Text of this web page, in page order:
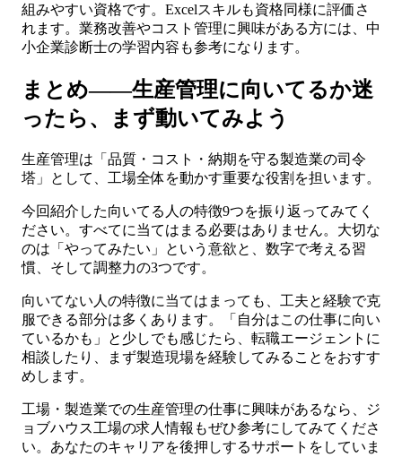
組みやすい資格です。Excelスキルも資格同様に評価さ
れます。業務改善やコスト管理に興味がある方には、中
小企業診断士の学習内容も参考になります。
まとめ——生産管理に向いてるか迷
ったら、まず動いてみよう
生産管理は「品質・コスト・納期を守る製造業の司令
塔」として、工場全体を動かす重要な役割を担います。
今回紹介した向いてる人の特徴9つを振り返ってみてく
ださい。すべてに当てはまる必要はありません。大切な
のは「やってみたい」という意欲と、数字で考える習
慣、そして調整力の3つです。
向いてない人の特徴に当てはまっても、工夫と経験で克
服できる部分は多くあります。「自分はこの仕事に向い
ているかも」と少しでも感じたら、転職エージェントに
相談したり、まず製造現場を経験してみることをおすす
めします。
工場・製造業での生産管理の仕事に興味があるなら、ジ
ョブハウス工場の求人情報もぜひ参考にしてみてくださ
い。あなたのキャリアを後押しするサポートをしていま